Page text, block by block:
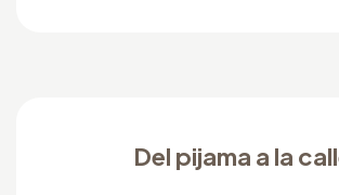
Del pijama a la